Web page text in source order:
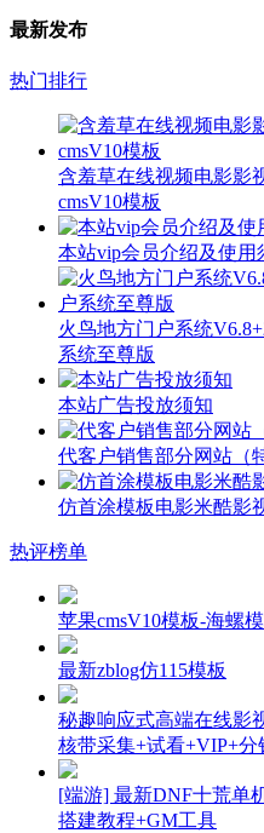
最新发布
热门排行
含羞草在线视频电影影
cmsV10模板
本站vip会员介绍及使用
火鸟地方门户系统
系统至尊版
本站广告投放须知
代客户销售部分网站（
仿首涂模板电影米酷影
热评榜单
苹果cmsV10模板-海螺
最新zblog仿115模板
秘趣响应式高端在线影
核带采集+试看+VIP+分
[端游] 最新DNF十荒单
搭建教程+GM工具